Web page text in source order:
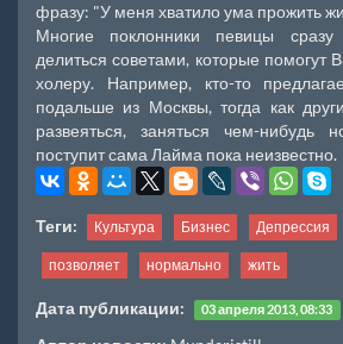
фразу: "У меня хватило ума прожить
Многие поклонники певицы
делиться советами, которые помогут
холеру. Например, кто-то
подальше из Москвы, тогда как
развеяться, заняться чем-нибудь
поступит сама Лайма пока неизвестно.
Теги: Культура Бизнес Депрессия
позволяет нормально жить
Дата публикации: 03 апреля 2013, 08:33